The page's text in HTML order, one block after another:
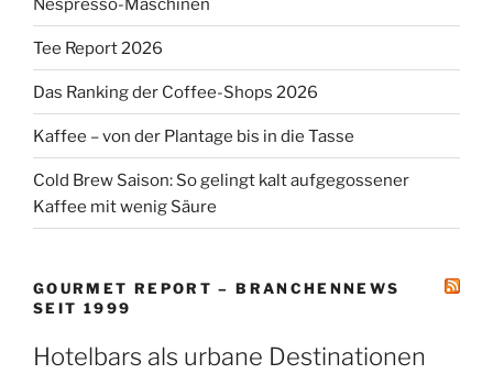
Tee Report 2026
Das Ranking der Coffee-Shops 2026
Kaffee – von der Plantage bis in die Tasse
Cold Brew Saison: So gelingt kalt aufgegossener
Kaffee mit wenig Säure
GOURMET REPORT – BRANCHENNEWS
SEIT 1999
Hotelbars als urbane Destinationen